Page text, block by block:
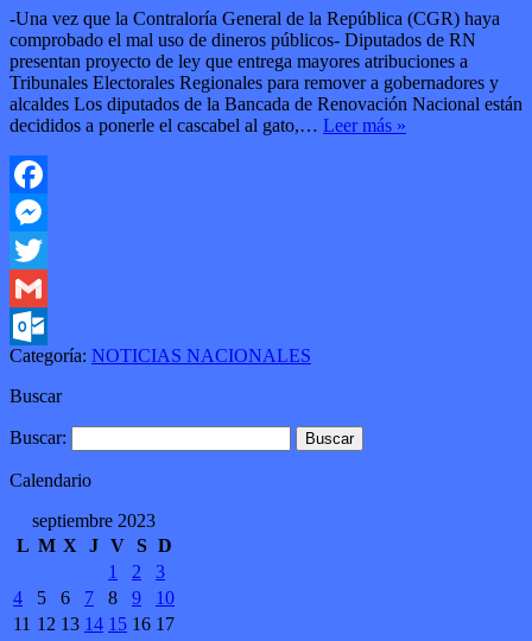
-Una vez que la Contraloría General de la República (CGR) haya
comprobado el mal uso de dineros públicos- Diputados de RN
presentan proyecto de ley que entrega mayores atribuciones a
Tribunales Electorales Regionales para remover a gobernadores y
alcaldes Los diputados de la Bancada de Renovación Nacional están
decididos a ponerle el cascabel al gato,… Leer más »
Facebook
Messenger
Twitter
Gmail
Outlook.com
Categoría: NOTICIAS NACIONALES
Buscar
Buscar:
Calendario
septiembre 2023
L M X J V S D
1
2
3
4
5 6 7 8 9
10
11 12 13 14 15 16 17